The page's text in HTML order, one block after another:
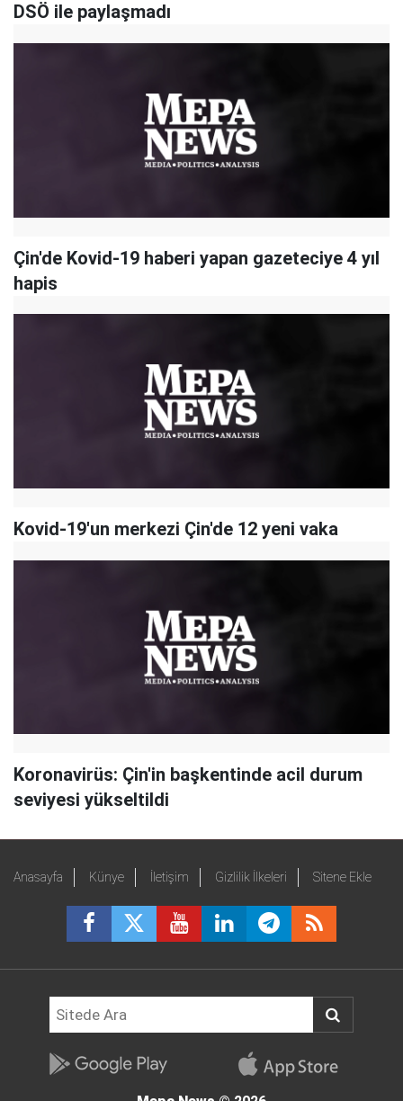
DSÖ ile paylaşmadı
Çin'de Kovid-19 haberi yapan gazeteciye 4 yıl
hapis
Kovid-19'un merkezi Çin'de 12 yeni vaka
Koronavirüs: Çin'in başkentinde acil durum
seviyesi yükseltildi
Anasayfa Künye İletişim Gizlilik İlkeleri Sitene Ekle